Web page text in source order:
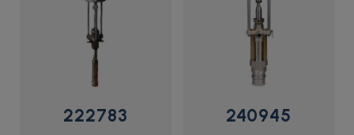
222783 240945